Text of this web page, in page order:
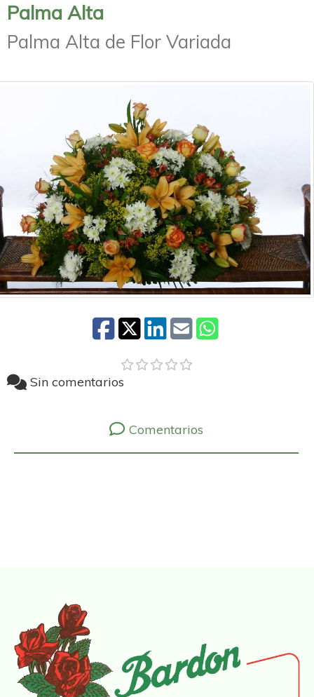
Palma Alta
Palma Alta de Flor Variada
Sin comentarios
Comentarios